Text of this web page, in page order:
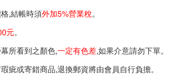
,結帳時須外加5%營業稅。
元。
所看到之顏色,一定有色差,如果介意請勿下單。
疵或寄錯商品,退換郵資將由會員自行負擔。